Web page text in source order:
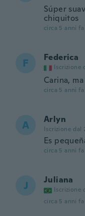
Súper
chiquitos
circa 5 anni fa
F Federica
Iscrizione
Carina,
circa 5 anni fa
A Arlyn
Iscrizione dal
Es
circa 5 anni fa
J Juliana
Iscrizione
circa 5 anni fa